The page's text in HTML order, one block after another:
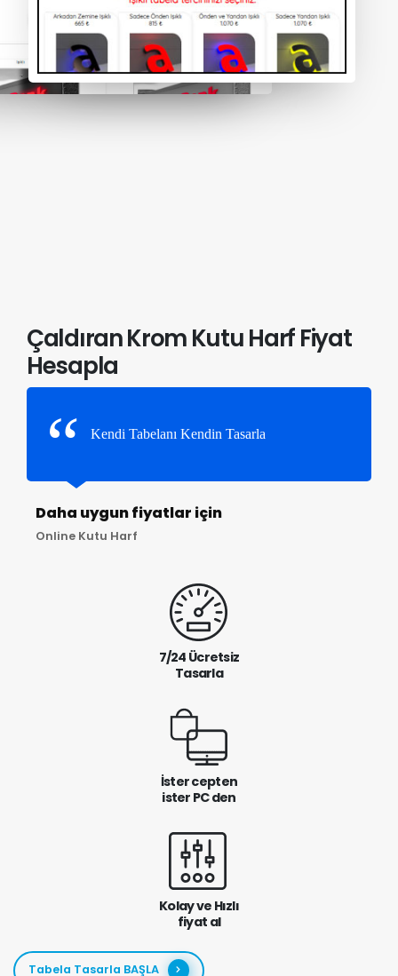
Çaldıran Krom Kutu Harf Fiyat
Hesapla
Kendi Tabelanı Kendin Tasarla
Daha uygun fiyatlar için
Online Kutu Harf
7/24 Ücretsiz
Tasarla
İster cepten
ister PC den
Kolay ve Hızlı
fiyat al
Tabela Tasarla BAŞLA